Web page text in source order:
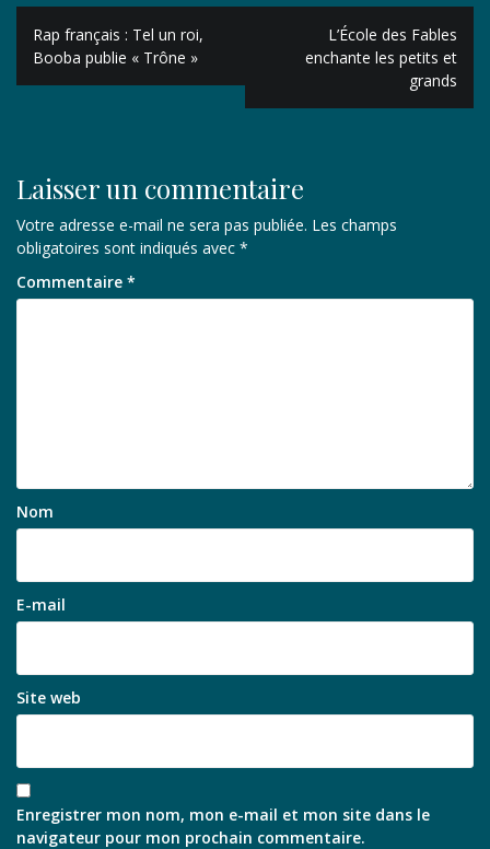
Navigation
de
l’article
Rap français : Tel un roi,
Booba publie « Trône »
L’École des Fables
enchante les petits et
grands
Laisser un commentaire
Votre adresse e-mail ne sera pas publiée. Les champs
obligatoires sont indiqués avec *
Commentaire *
Nom
E-mail
Site web
Enregistrer mon nom, mon e-mail et mon site dans le
navigateur pour mon prochain commentaire.